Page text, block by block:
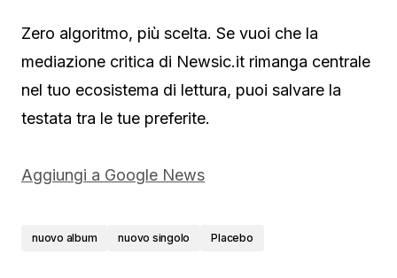
Zero algoritmo, più scelta. Se vuoi che la
mediazione critica di Newsic.it rimanga centrale
nel tuo ecosistema di lettura, puoi salvare la
testata tra le tue preferite.
Aggiungi a Google News
nuovo album nuovo singolo Placebo